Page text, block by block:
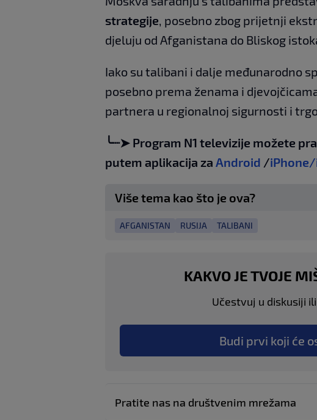
strategije , posebno zbog prijetnji
djeluju od Afganistana do Bliskog
Iako su talibani i dalje međunarodno
posebno prema ženama i
partnera u regionalnoj sigurnosti i
╰┈➤ Program N1 televizije možete
putem aplikacija za Android /iPhone/
Više tema kao što je ova?
AFGANISTAN RUSIJA TALIBANI
KAKVO JE TVOJE
Učestvuj u diskusiji
Budi prvi koji će
Pratite nas na društvenim mrežama